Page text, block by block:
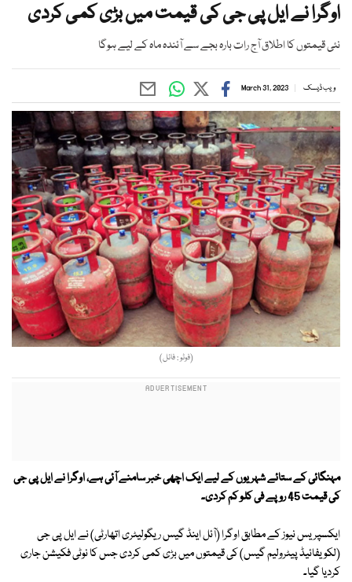
اوگرا نے ایل پی جی کی قیمت میں بڑی کمی کردی
نئی قیمتوں کا اطلاق آج رات بارہ بجے سے آئندہ ماہ کے لیے ہوگا
ویب ڈیسک March 31, 2023
(فوٹو : فائل)
مہنگائی کے ستائے شہریوں کے لیے ایک اچھی خبر سامنے آئی ہے، اوگرا نے ایل پی جی
کی قیمت 45 روپے فی کلو کم کردی۔
ایکسپریس نیوز کے مطابق اوگرا (آئل اینڈ گیس ریگولیٹری اتھارٹی) نے ایل پی جی
(لکویفائیڈ پیٹرولیم گیس) کی قیمتوں میں بڑی کمی کردی جس کا نوٹی فکیشن جاری
کردیا گیا۔